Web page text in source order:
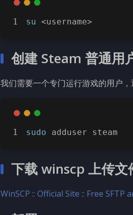
su <username>
创建 Steam 普通用
我们需要一个专门运行游戏的用户
sudo adduser steam
下载 winscp 上传文
WinSCP :: Official Site :: Free